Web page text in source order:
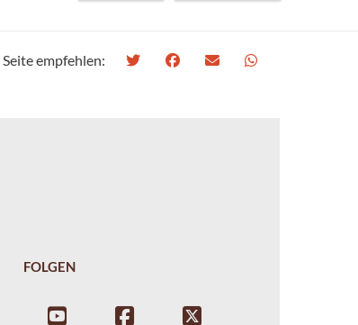
Seite empfehlen:
FOLGEN